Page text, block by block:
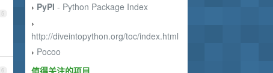
› PyPI - Python Package Index
›
http://diveintopython.org/toc/index.html
› Pocoo
值得关注的项目
5
6